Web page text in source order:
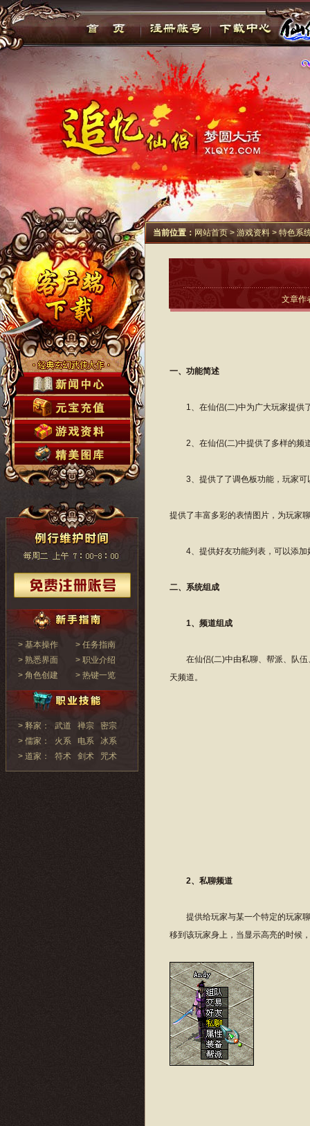
> 基本操作
> 任务指南
> 熟悉界面
> 职业介绍
> 角色创建
> 热键一览
> 释家： 武道 禅宗
密宗
> 儒家：
火系 电系
冰系
> 道家：
符术 剑术 咒术
当前位置： 网站首页> 游戏资料 > 特色系
文章
一、功能简述
1、在仙侣(二)中为广大玩家提供了
2、在仙侣(二)中提供了多样的频道
3、提供了了调色板功能，玩家可
提供了丰富多彩的表情图片，为玩家
4、提供好友功能列表，可以添加
二、系统组成
1、频道组成
在仙侣(二)中由私聊、帮派、队伍
天频道。
2、私聊频道
提供给玩家与某一个特定的玩家聊
移到该玩家身上，当显示高亮的时候